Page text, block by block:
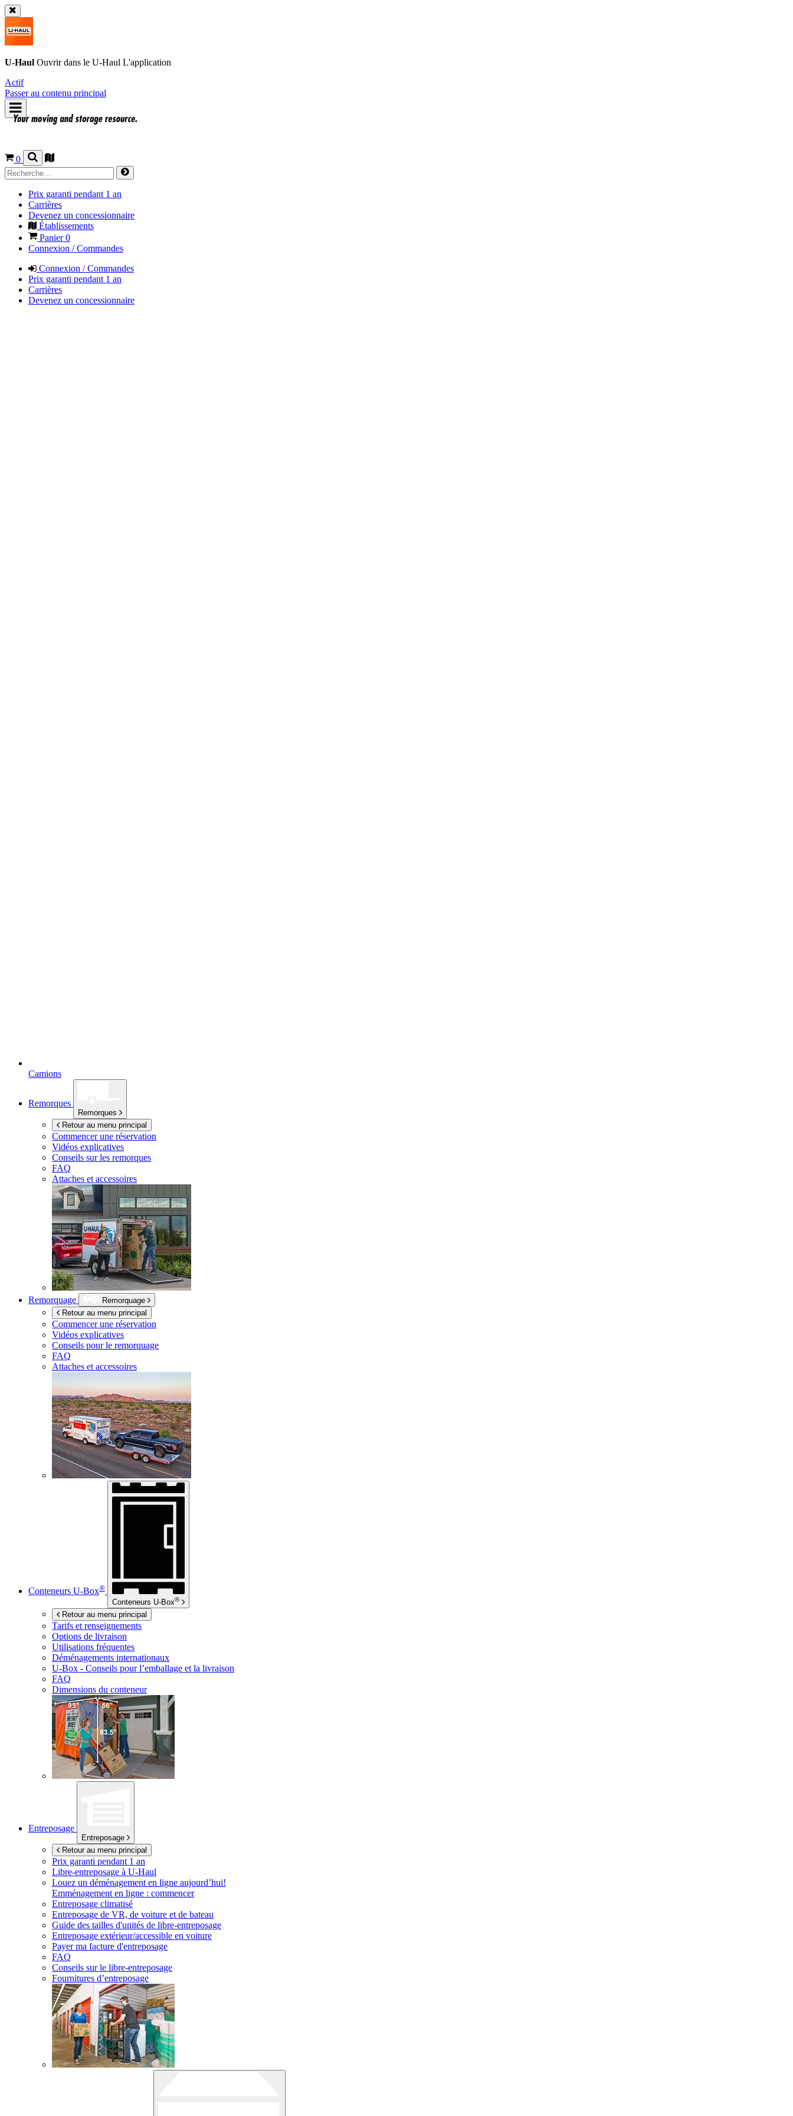
U-Haul Ouvrir dans le U-Haul L'application
Actif
Passer au contenu principal
0
Prix garanti pendant 1 an
Carrières
Devenez un concessionnaire
Établissements
Panier0
Connexion / Commandes
Connexion / Commandes
Prix garanti pendant 1 an
Carrières
Devenez un concessionnaire
Camions
Remorques
Remorques
Retour au menu principal
Commencer une réservation
Vidéos explicatives
Conseils sur les remorques
FAQ
Attaches et accessoires
Remorquage
Remorquage
Retour au menu principal
Commencer une réservation
Vidéos explicatives
Conseils pour le remorquage
FAQ
Attaches et accessoires
Conteneurs U-Box®
Conteneurs U-Box®
Retour au menu principal
Tarifs et renseignements
Options de livraison
Utilisations fréquentes
Déménagements internationaux
U-Box - Conseils pour l’emballage et la livraison
FAQ
Dimensions du conteneur
Entreposage
Entreposage
Retour au menu principal
Prix garanti pendant 1 an
Libre-entreposage à U-Haul
Louez un déménagement en ligne aujourd’hui!
Emménagement en ligne : commencer
Entreposage climatisé
Entreposage de VR, de voiture et de bateau
Guide des tailles d'unités de libre-entreposage
Entreposage extérieur/accessible en voiture
Payer ma facture d'entreposage
FAQ
Conseils sur le libre-entreposage
Fournitures d’entreposage